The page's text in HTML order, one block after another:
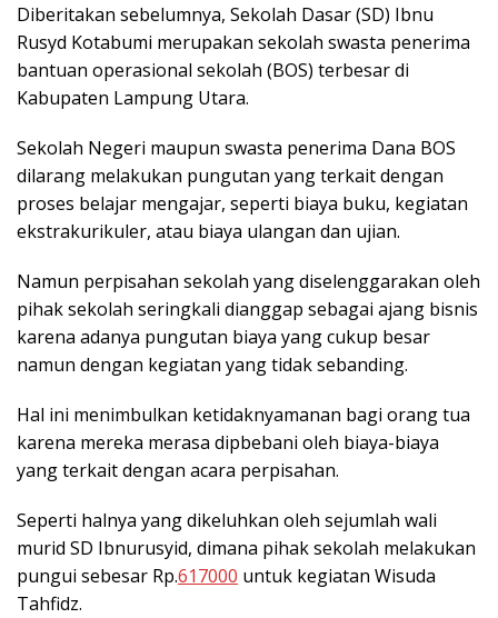
Diberitakan sebelumnya, Sekolah Dasar (SD) Ibnu
Rusyd Kotabumi merupakan sekolah swasta penerima
bantuan operasional sekolah (BOS) terbesar di
Kabupaten Lampung Utara.
Sekolah Negeri maupun swasta penerima Dana BOS
dilarang melakukan pungutan yang terkait dengan
proses belajar mengajar, seperti biaya buku, kegiatan
ekstrakurikuler, atau biaya ulangan dan ujian.
Namun perpisahan sekolah yang diselenggarakan oleh
pihak sekolah seringkali dianggap sebagai ajang bisnis
karena adanya pungutan biaya yang cukup besar
namun dengan kegiatan yang tidak sebanding.
Hal ini menimbulkan ketidaknyamanan bagi orang tua
karena mereka merasa dipbebani oleh biaya-biaya
yang terkait dengan acara perpisahan.
Seperti halnya yang dikeluhkan oleh sejumlah wali
murid SD Ibnurusyid, dimana pihak sekolah melakukan
pungui sebesar Rp.617000 untuk kegiatan Wisuda
Tahfidz.